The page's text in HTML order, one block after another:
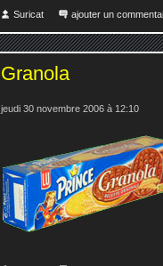
Suricat ajouter un
Granola
jeudi 30 novembre 2006 à 12:10